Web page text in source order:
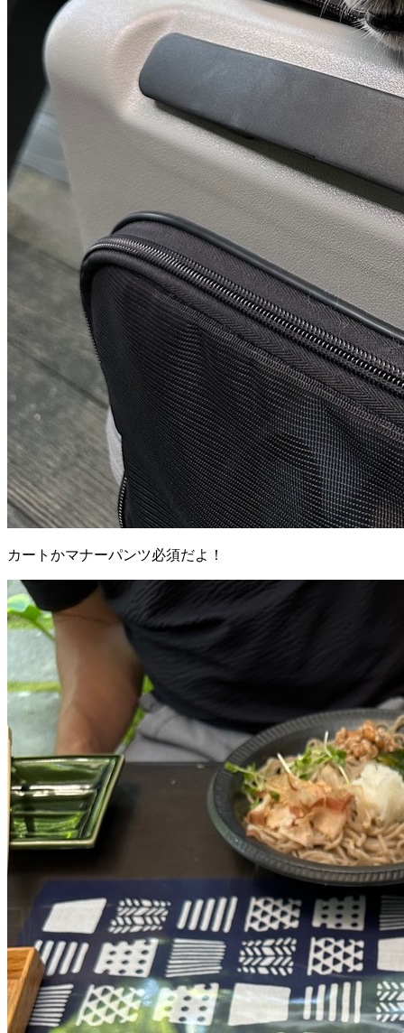
カートかマナーパンツ必須だよ！